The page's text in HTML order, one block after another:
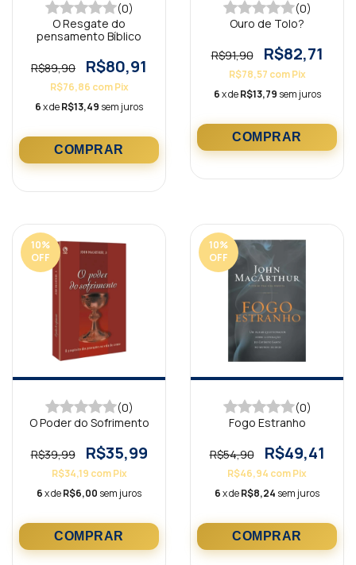
(0)
O Resgate do
pensamento Bíblico
R$89,90 R$80,91
R$76,86 com Pix
6x deR$13,49 sem juros
(0)
Ouro de Tolo?
R$91,90 R$82,71
R$78,57 com Pix
6x deR$13,79 sem juros
10%
OFF
(0)
O Poder do Sofrimento
R$39,99 R$35,99
R$34,19 com Pix
6x deR$6,00 sem juros
10%
OFF
(0)
Fogo Estranho
R$54,90 R$49,41
R$46,94 comPix
6x deR$8,24 sem juros